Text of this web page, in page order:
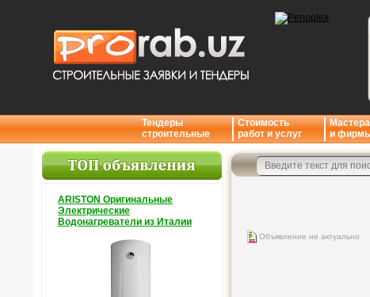
Тендеры
строительные
Стоимость
работ и услуг
Мастера
и
ARISTON Оригинальные
Электрические
Водонагреватели из Италии
Объявление не актуально